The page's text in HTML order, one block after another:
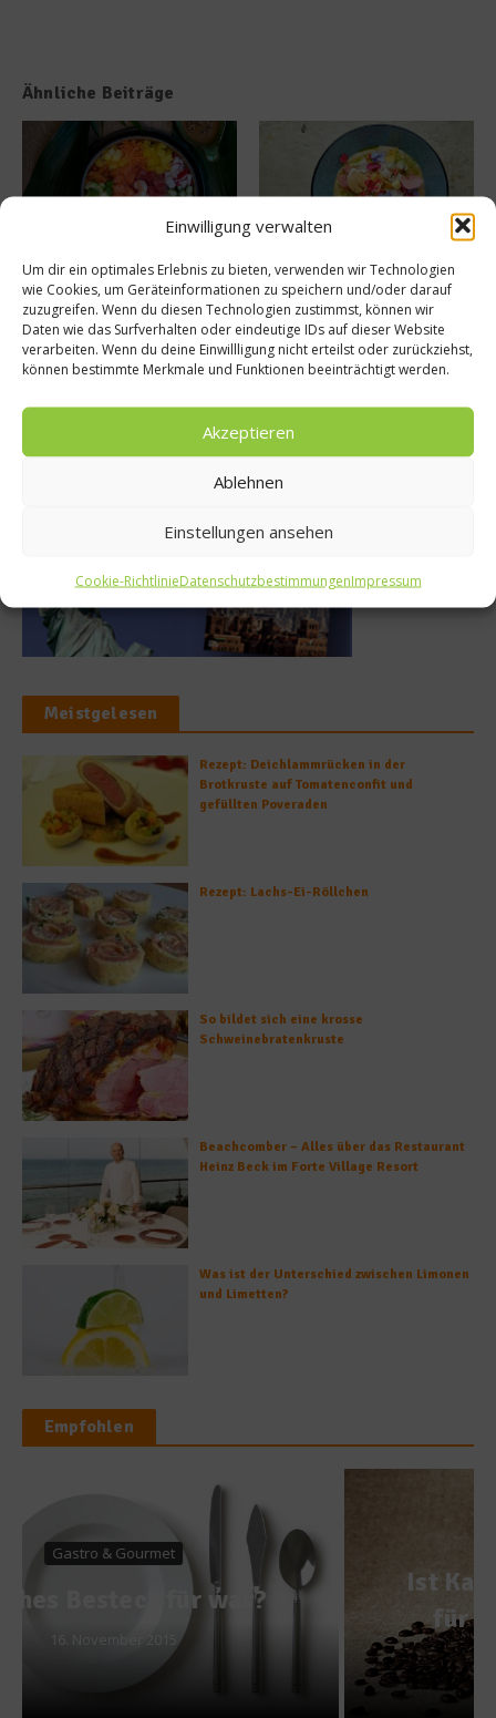
Einwilligung verwalten
Um dir ein optimales Erlebnis zu bieten, verwenden wir Technologien
wie Cookies, um Geräteinformationen zu speichern und/oder darauf
zuzugreifen. Wenn du diesen Technologien zustimmst, können wir
Daten wie das Surfverhalten oder eindeutige IDs auf dieser Website
verarbeiten. Wenn du deine Einwillligung nicht erteilst oder zurückziehst,
können bestimmte Merkmale und Funktionen beeinträchtigt werden.
Akzeptieren
Ablehnen
Einstellungen ansehen
Cookie-RichtlinieDatenschutzbestimmungenImpressum
Ähnliche Beiträge
MAUI eröffnet neue
Sommerterrasse im
Ludwigpalais
27. Juli 2026
50 Best Discovery präsentiert
globales Update 2026
17. Juli 2026
Meistgelesen
Rezept: Deichlammrücken in der
Brotkruste auf Tomatenconfit und
gefüllten Poveraden
Rezept: Lachs-Ei-Röllchen
So bildet sich eine krosse
Schweinebratenkruste
Beachcomber – Alles über das Restaurant
Heinz Beck im Forte Village Resort
Was ist der Unterschied zwischen Limonen
und Limetten?
Empfohlen
Kaffeewelten
Ist Kaffee wirklich schlecht
für den Herzrhythmus?